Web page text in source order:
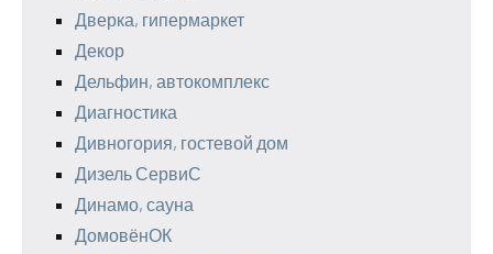
Дверка, гипермаркет
Декор
Дельфин, автокомплекс
Диагностика
Дивногория, гостевой дом
Дизель СервиС
Динамо, сауна
ДомовёнОК